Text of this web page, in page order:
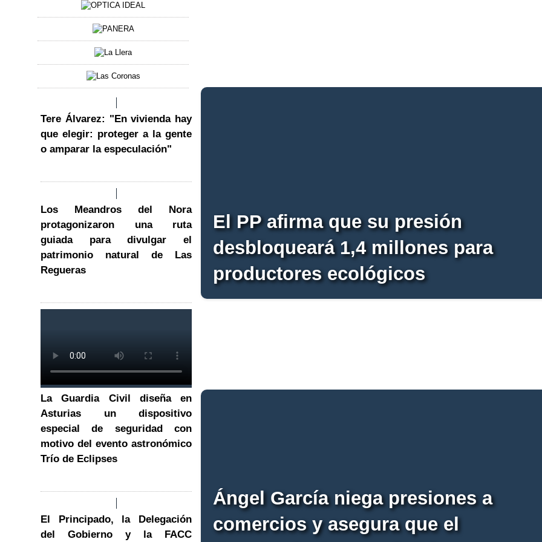
El PP afirma que su presión
desbloqueará 1,4 millones para
productores ecológicos
Ángel García niega presiones a
comercios y asegura que el
Tere Álvarez: "En vivienda hay
que elegir: proteger a la gente
o amparar la especulación"
Los Meandros del Nora
protagonizaron una ruta
guiada para divulgar el
patrimonio natural de Las
Regueras
La Guardia Civil diseña en
Asturias un dispositivo
especial de seguridad con
motivo del evento astronómico
Trío de Eclipses
El Principado, la Delegación
del Gobierno y la FACC